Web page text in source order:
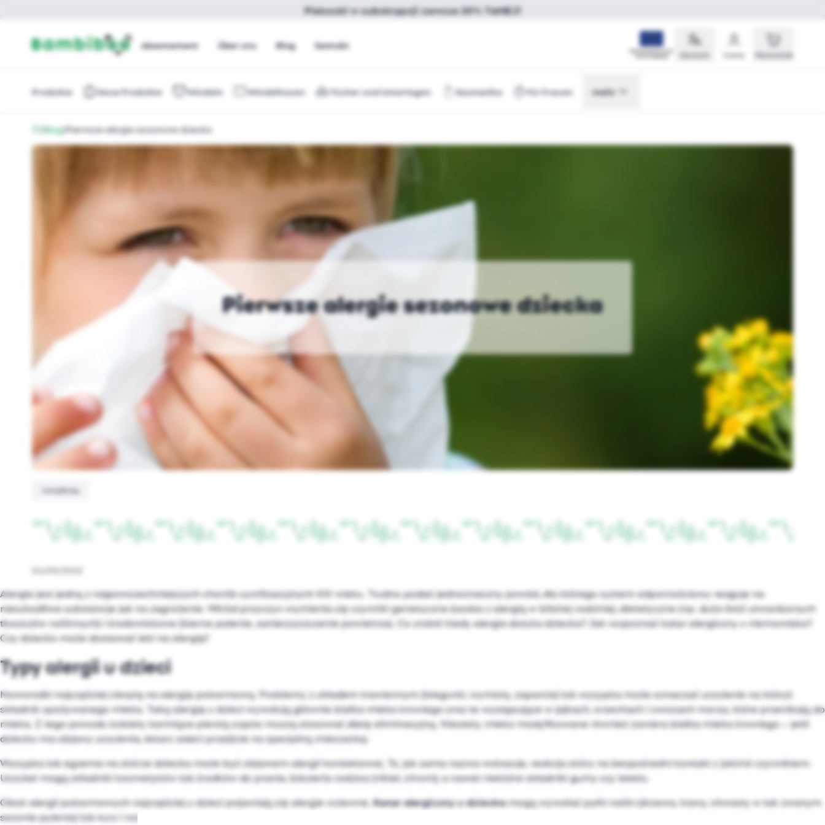
Pieluszki w subskrypcji zawsze 20% TANIEJ!
Abonnement Über uns Blog Kontakt
Deutsch Konto Warenkorb
Produkte Neue Produkte Windeln Windelhosen Tücher und Unterlagen Kosmetika Für Frauen mehr
/Blog/Pierwsze alergie sezonowe dziecka
Pierwsze alergie sezonowe dziecka
Certyfikaty
04/05/2022
Alergia jest jedną z najpowszechniejszych chorób cywilizacyjnych XXI wieku. Trudno podać jednoznaczny powód, dla którego system odpornościowy reaguje na
nieszkodliwe substancje jak na zagrożenie. Wśród przyczyn wymienia się czynniki genetyczne (osoba z alergią w bliskiej rodzinie), dietetyczne (np. duża ilość utwardzonych
tłuszczów roślinnych) i środowiskowe (bierne palenie, zanieczyszczenie powietrza). Co zrobić kiedy alergia dotyka dziecka? Jak rozpoznać katar alergiczny u niemowlaka?
Czy dziecko może dostawać leki na alergię?
Typy alergii u dzieci
Noworodki najczęściej cierpią na alergię pokarmową. Problemy z układem trawiennym (biegunki, wymioty, zaparcia) lub wysypka może oznaczać uczulenie na któryś
składnik spożywanego mleka. Taką alergię u dzieci wywołują głównie białka mleka krowiego oraz te występujące w jajkach, orzechach i owocach morza, które przenikają do
mleka. Z tego powodu kobiety karmiące piersią często muszą stosować dietę eliminacyjną. Niestety, mleko modyfikowane również zawiera białka mleka krowiego – jeśli
dziecko ma objawy uczulenia, lekarz zaleci przejście na specjalną mieszankę.
Wysypka lub egzema na skórze dziecka może być objawem alergii kontaktowej. To, jak sama nazwa wskazuje, reakcja skóry na bezpośredni kontakt z jakimś czynnikiem.
Uczulać mogą składniki kosmetyków lub środków do prania, biżuteria rodzica (nikiel, chrom), a nawet niektóre składniki gumy czy lateks.
Obok alergii pokarmowych najczęściej u dzieci pojawiają się alergie wziewne.Katar alergiczny u dzieckamogą wywołać pyłki roślin (drzewa, trawy, chwasty w tak zwanym
sezonie pylenia) lub kurz i roztocza (przez cały rok).